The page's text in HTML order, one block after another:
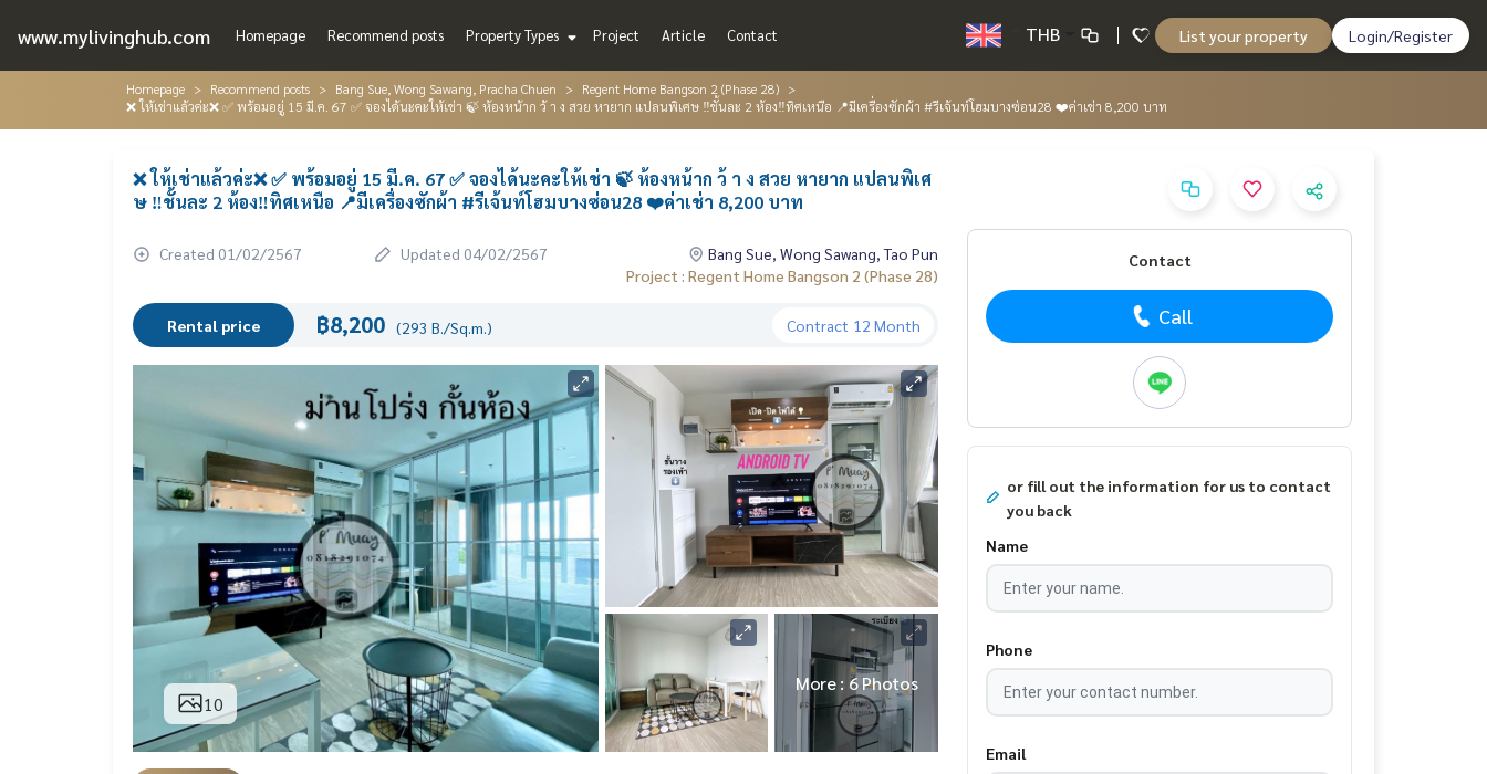
www.mylivinghub.com Homepage Recommend posts Property Types Project Article Contact THB List your property Login/Register
Homepage Recommend posts Bang Sue, Wong Sawang, Pracha Chuen
Regent Home Bangson 2 (Phase 28)
❌ ให้เช่าแล้วค่ะ❌ ✅ พร้อมอยู่ 15 มี.ค. 67 ✅ จองได้นะคะให้เช่า 🍃 ห้องหน้าก ว้ า ง สวย หายาก แปลนพิเศษ ‼️ชั้นละ 2 ห้อง‼️ทิศเหนือ 📍มีเครื่องซักผ้า #รีเจ้นท์โฮมบางซ่อน28 ❤️ค่าเช่า 8,200 บาท
❌ ให้เช่าแล้วค่ะ❌ ✅ พร้อมอยู่ 15 มี.ค. 67 ✅ จองได้นะคะให้เช่า 🍃 ห้องหน้าก ว้ า ง สวย หายาก แปลนพิเศ
ษ ‼️ชั้นละ 2 ห้อง‼️ทิศเหนือ 📍มีเครื่องซักผ้า #รีเจ้นท์โฮมบางซ่อน28 ❤️ค่าเช่า 8,200 บาท
Created 01/02/2567 Updated 04/02/2567
Bang Sue, Wong Sawang, Tao Pun
Project : Regent Home Bangson 2 (Phase 28)
Rental price ฿8,200 (293 B./Sq.m.) Contract 12 Month
10
More : 6 Photos
Contact
Call
or fill out the information for us to contact
you back
Name
Phone
Email